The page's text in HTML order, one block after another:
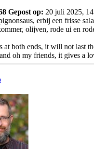
Gepost op: 20 juli 2025,
erbij een frisse
olijven, rode ui en
at both ends, it will not last
oh my friends, it gives a